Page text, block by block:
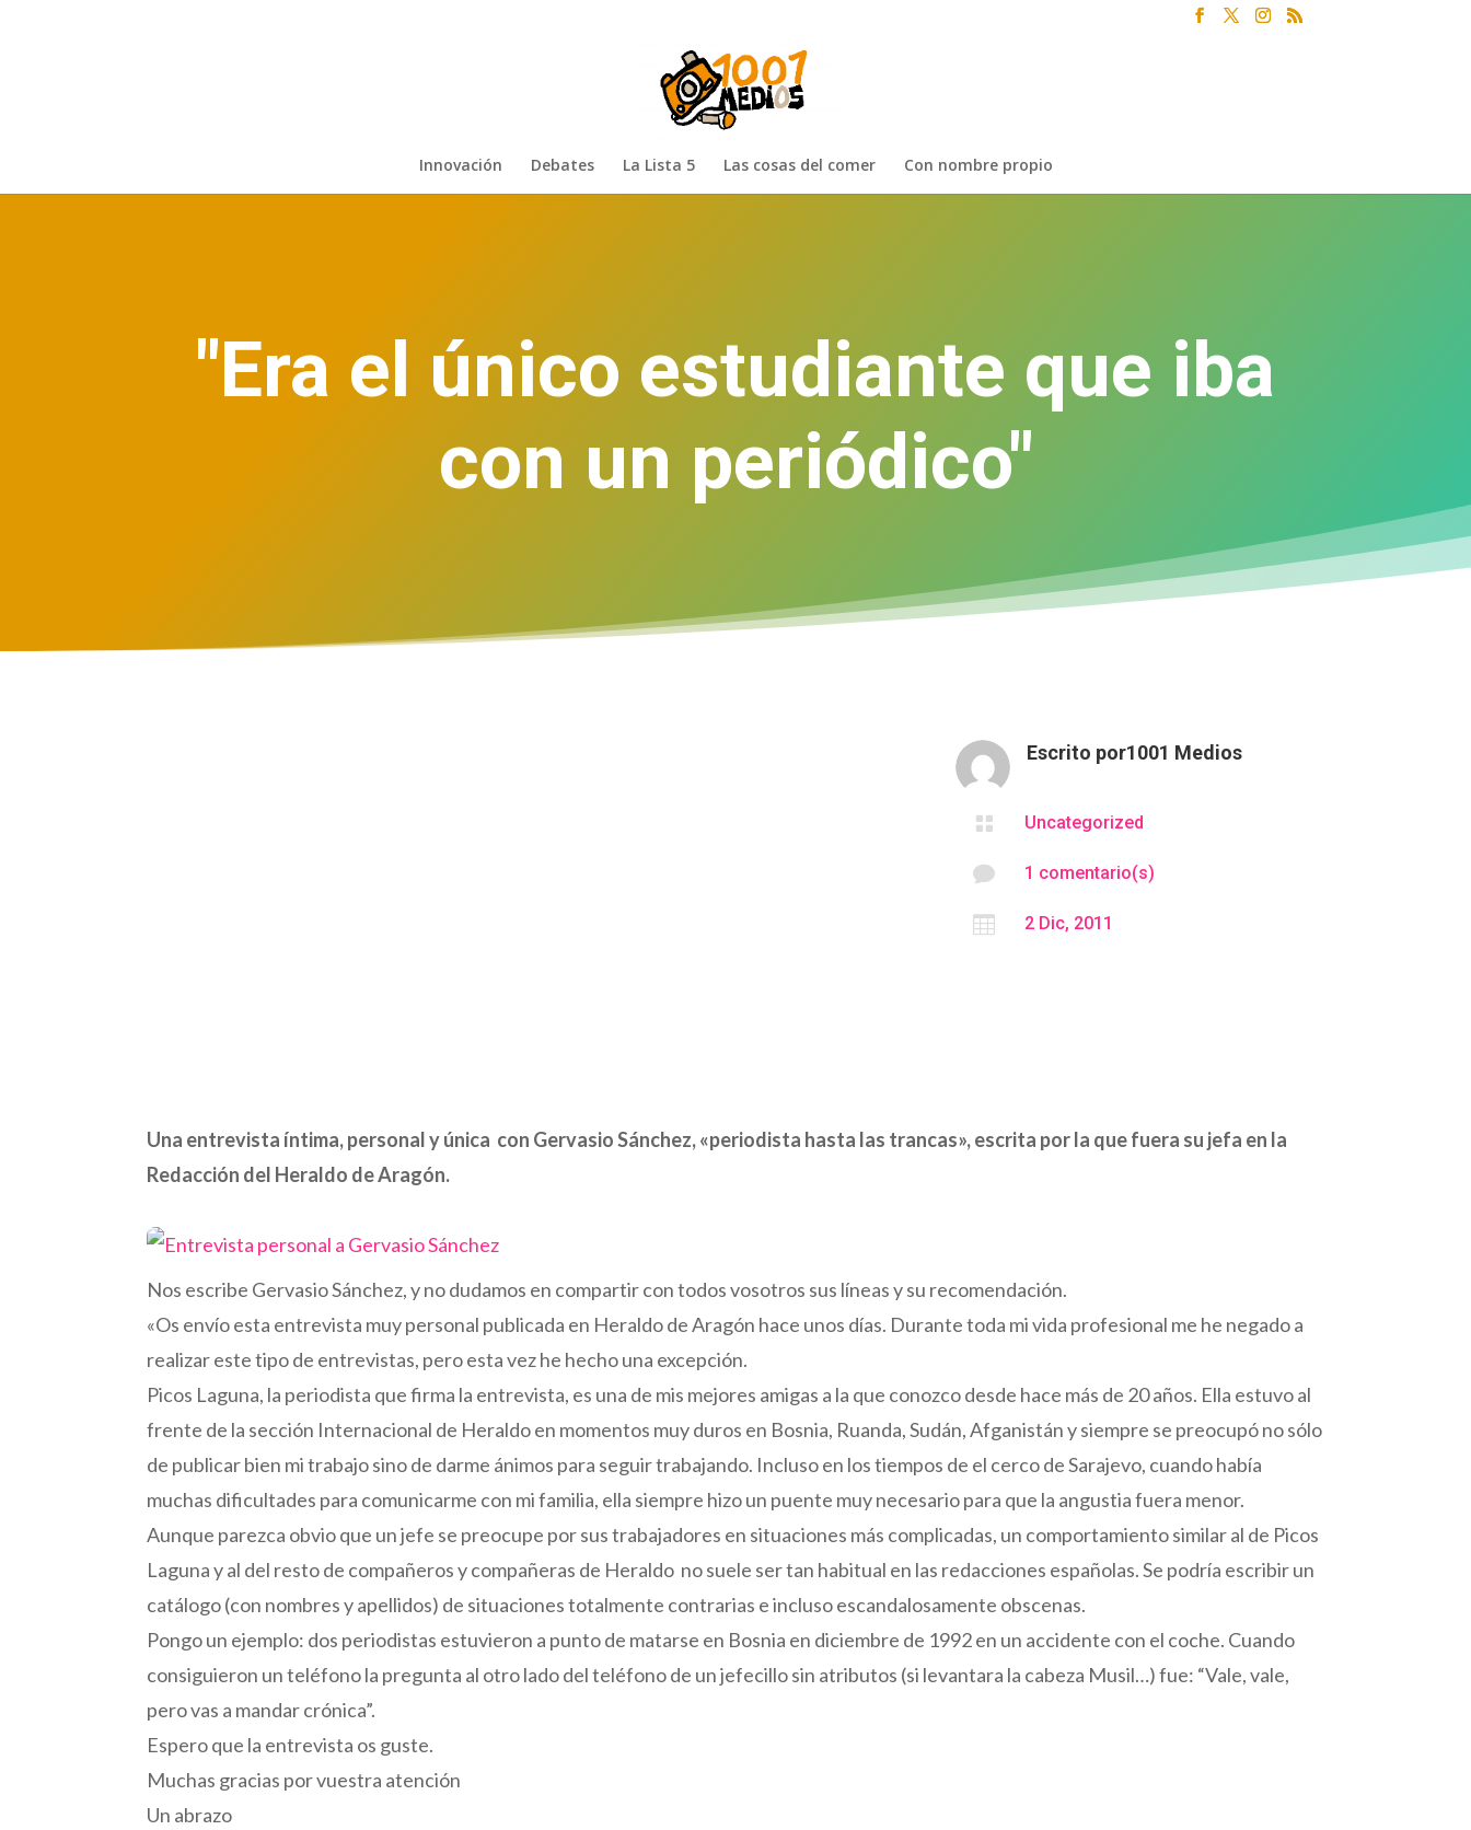
Innovación Debates La Lista 5 Las cosas del comer Con nombre propio
"Era el único estudiante que iba
con un periódico"
Escrito por1001 Medios
 Uncategorized
 1 comentario(s)
 2 Dic, 2011
Una entrevista íntima, personal y única con Gervasio Sánchez, «periodista hasta las trancas», escrita por la que fuera su jefa en la
Redacción del Heraldo de Aragón.
Nos escribe Gervasio Sánchez, y no dudamos en compartir con todos vosotros sus líneas y su recomendación.
«Os envío esta entrevista muy personal publicada en Heraldo de Aragón hace unos días. Durante toda mi vida profesional me he negado a
realizar este tipo de entrevistas, pero esta vez he hecho una excepción.
Picos Laguna, la periodista que firma la entrevista, es una de mis mejores amigas a la que conozco desde hace más de 20 años. Ella estuvo al
frente de la sección Internacional de Heraldo en momentos muy duros en Bosnia, Ruanda, Sudán, Afganistán y siempre se preocupó no sólo
de publicar bien mi trabajo sino de darme ánimos para seguir trabajando. Incluso en los tiempos de el cerco de Sarajevo, cuando había
muchas dificultades para comunicarme con mi familia, ella siempre hizo un puente muy necesario para que la angustia fuera menor.
Aunque parezca obvio que un jefe se preocupe por sus trabajadores en situaciones más complicadas, un comportamiento similar al de Picos
Laguna y al del resto de compañeros y compañeras de Heraldo no suele ser tan habitual en las redacciones españolas. Se podría escribir un
catálogo (con nombres y apellidos) de situaciones totalmente contrarias e incluso escandalosamente obscenas.
Pongo un ejemplo: dos periodistas estuvieron a punto de matarse en Bosnia en diciembre de 1992 en un accidente con el coche. Cuando
consiguieron un teléfono la pregunta al otro lado del teléfono de un jefecillo sin atributos (si levantara la cabeza Musil…) fue: “Vale, vale,
pero vas a mandar crónica”.
Espero que la entrevista os guste.
Muchas gracias por vuestra atención
Un abrazo